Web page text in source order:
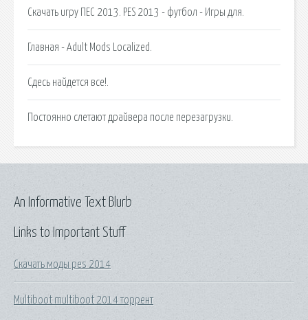
Cкачать игру ПЕС 2013. PES 2013 - футбол - Игры для.
Главная - Adult Mods Localized.
Сдесь найдется все!.
Постоянно слетают драйвера после перезагрузки.
Links to Important Stuff
Скачать моды pes 2014
Multiboot multiboot 2014 торрент
An Informative Text Blurb